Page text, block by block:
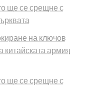
ще се срещне с
на ключов
китайската армия
ще се срещне с